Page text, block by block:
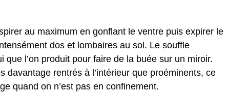
au maximum en gonflant le ventre puis expirer le
dos et lombaires au sol. Le souffle
que l’on produit pour faire de la buée sur un miroir.
davantage rentrés à l’intérieur que proéminents, ce
quand on n’est pas en confinement.